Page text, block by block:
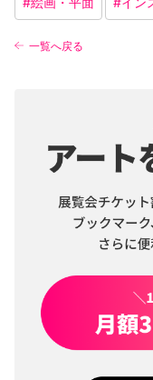
一覧へ戻る